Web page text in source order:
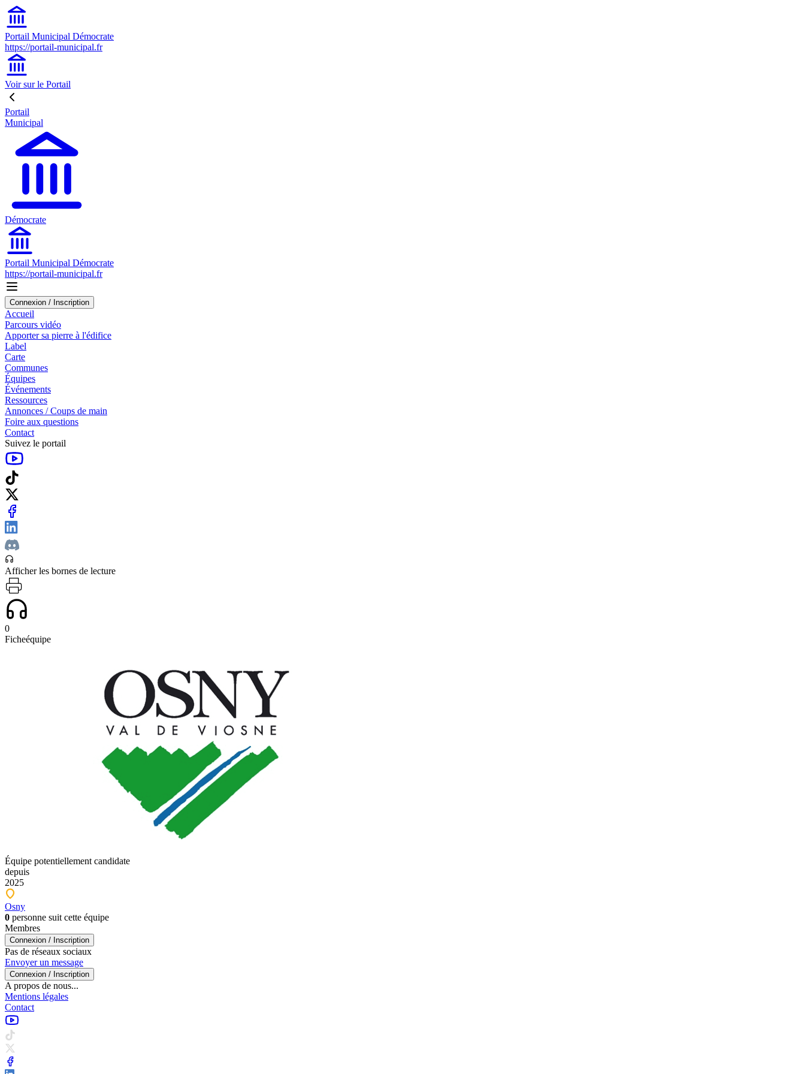
Portail Municipal Démocrate
https://portail-municipal.fr
Voir sur le Portail
Portail
Municipal
Démocrate
Portail Municipal Démocrate
https://portail-municipal.fr
Connexion / Inscription
Accueil
Parcours vidéo
Apporter sa pierre à l'édifice
Label
Carte
Communes
Équipes
Événements
Ressources
Annonces / Coups de main
Foire aux questions
Contact
Suivez le portail
Afficher les bornes de lecture
0
Ficheéquipe
Équipe potentiellement candidate
depuis
2025
Osny
0 personne suit cette équipe
Membres
Connexion / Inscription
Pas de réseaux sociaux
Envoyer un message
Connexion / Inscription
A propos de nous...
Mentions légales
Contact